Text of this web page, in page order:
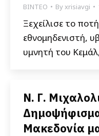
ΒΙΝΤΕΟ Byxrisiavgi
Ξεχείλισε το
εθνομηδενιστή,
υμνητή του
Ν. Γ.
Μακεδονία